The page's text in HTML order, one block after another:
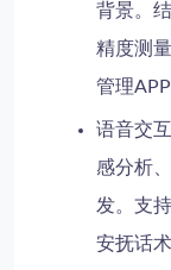
背景。
精度测
管理APP
语音交互
感分析
发。支
安抚话